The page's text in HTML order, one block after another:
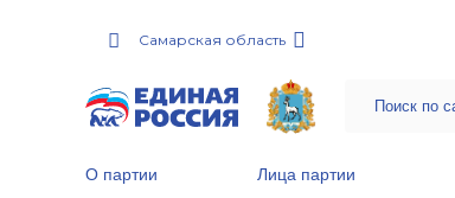
Самарская область
О партии Лица партии